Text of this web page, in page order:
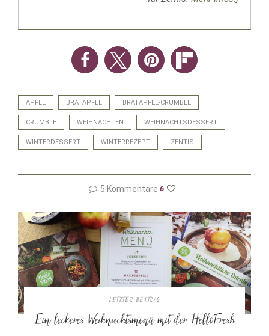
APFEL BRATAPFEL BRATAPFEL-CRUMBLE
CRUMBLE WEIHNACHTEN WEIHNACHTSDESSERT
WINTERDESSERT WINTERREZEPT ZENTIS
5 Kommentare 6
LETZTER BEITRAG
Ein leckeres Weihnachtsmenü mit der HelloFresh